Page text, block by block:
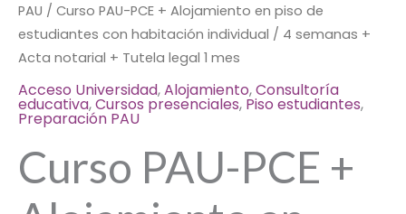
PAU / Curso PAU-PCE + Alojamiento en piso de
estudiantes con habitación individual / 4 semanas +
Acta notarial + Tutela legal 1 mes
Acceso Universidad,Alojamiento,Consultoría
educativa,Cursos presenciales, Piso estudiantes,
Preparación PAU
Curso PAU-PCE +
+
Tutela
legal
1
mes
quantity